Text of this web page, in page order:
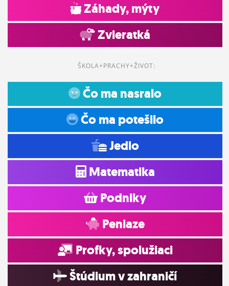
Záhady, mýty
Zvieratká
ŠKOLA+PRACHY+ŽIVOT:
Čo ma nasralo
Čo ma potešilo
Jedlo
Matematika
Podniky
Peniaze
Profky, spolužiaci
Štúdium v zahraničí